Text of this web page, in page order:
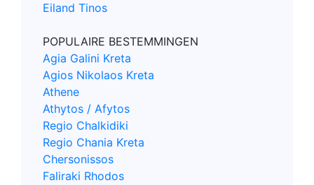
Eiland Tinos
POPULAIRE BESTEMMINGEN
Agia Galini Kreta
Agios Nikolaos Kreta
Athene
Athytos / Afytos
Regio Chalkidiki
Regio Chania Kreta
Chersonissos
Faliraki Rhodos